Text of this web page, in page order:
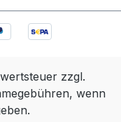
zzgl.
wenn